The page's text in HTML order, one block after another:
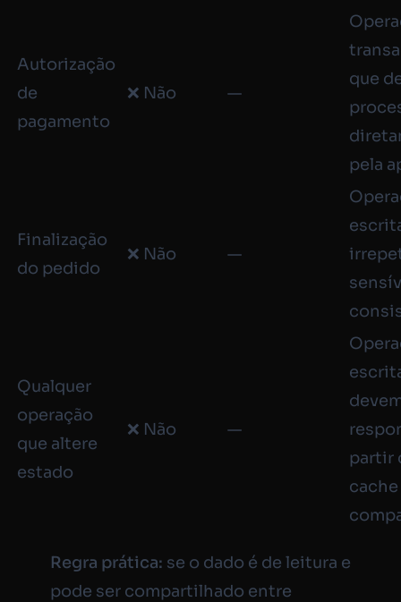
Autorização
de
pagamento
❌ Não —
que
pela
Finalização
do pedido
❌ Não —
Qualquer
operação
que altere
estado
❌ Não —
partir
cache
Regra prática: se o dado é de leitura e
pode ser compartilhado entre